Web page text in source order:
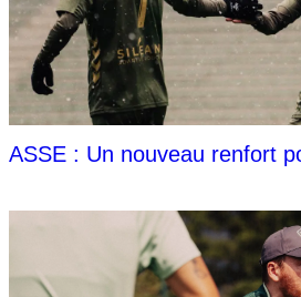
ASSE : Un nouveau renfort